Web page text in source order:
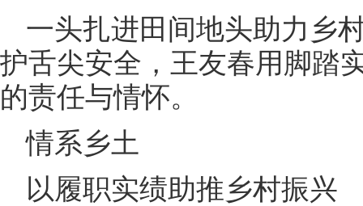
一头扎进田间地头助力乡
护舌尖安全，王友春用脚踏
的责任与情怀。
情系乡土
以履职实绩助推乡村振兴